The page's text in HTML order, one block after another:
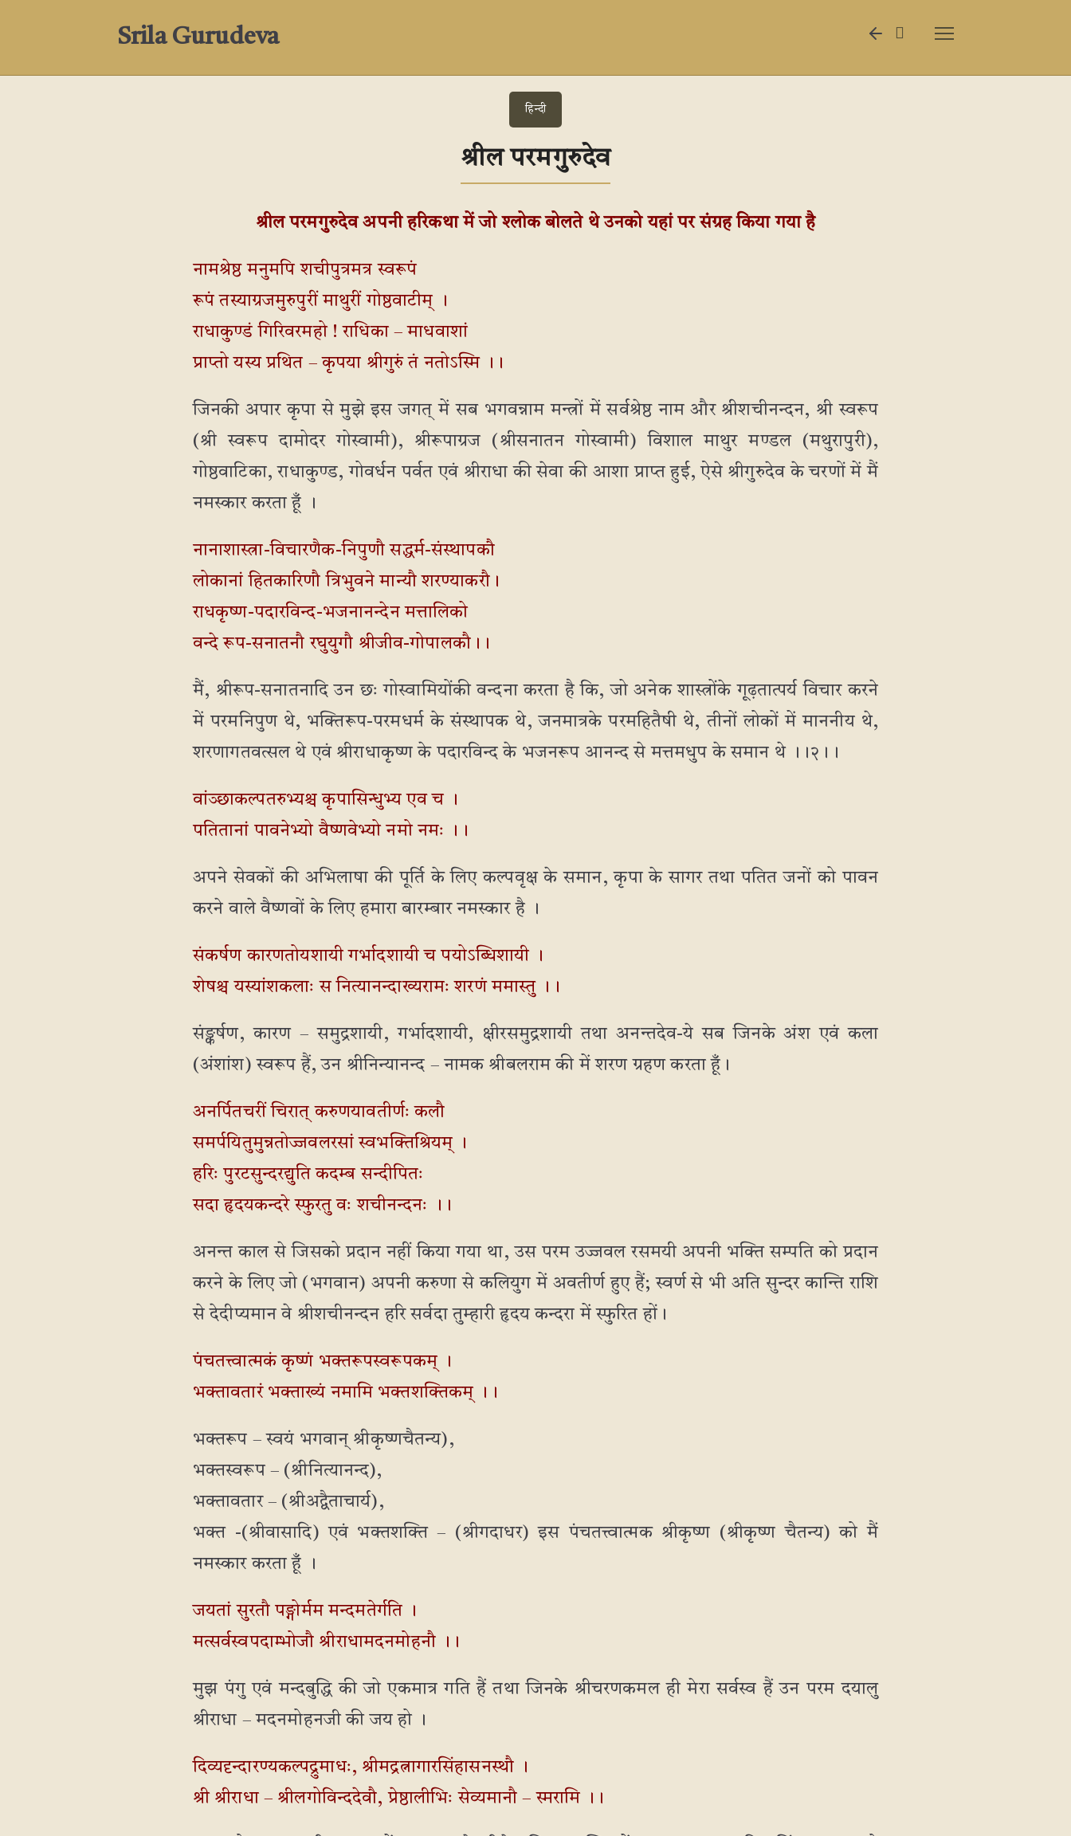
Srila Gurudeva
हिन्दी
श्रील परमगुरुदेव
श्रील परमगुरुदेव अपनी हरिकथा में जो श्लोक बोलते थे उनको यहां पर संग्रह किया गया है
नामश्रेष्ठ मनुमपि शचीपुत्रमत्र स्वरूपं
रूपं तस्याग्रजमुरुपुरीं माथुरीं गोष्ठवाटीम् ।
राधाकुण्डं गिरिवरमहो ! राधिका – माधवाशां
प्राप्तो यस्य प्रथित – कृपया श्रीगुरुं तं नतोऽस्मि ।।
जिनकी अपार कृपा से मुझे इस जगत् में सब भगवन्नाम मन्त्रों में सर्वश्रेष्ठ नाम और श्रीशचीनन्दन, श्री स्वरूप
(श्री स्वरूप दामोदर गोस्वामी), श्रीरूपाग्रज (श्रीसनातन गोस्वामी) विशाल माथुर मण्डल (मथुरापुरी),
गोष्ठवाटिका, राधाकुण्ड, गोवर्धन पर्वत एवं श्रीराधा की सेवा की आशा प्राप्त हुई, ऐसे श्रीगुरुदेव के चरणों में मैं
नमस्कार करता हूँ ।
नानाशास्त्रा-विचारणैक-निपुणौ सद्धर्म-संस्थापकौ
लोकानां हितकारिणौ त्रिभुवने मान्यौ शरण्याकरौ।
राधकृष्ण-पदारविन्द-भजनानन्देन मत्तालिको
वन्दे रूप-सनातनौ रघुयुगौ श्रीजीव-गोपालकौ।।
मैं, श्रीरूप-सनातनादि उन छः गोस्वामियोंकी वन्दना करता है कि, जो अनेक शास्त्रोंके गूढ़तात्पर्य विचार करने
में परमनिपुण थे, भक्तिरूप-परमधर्म के संस्थापक थे, जनमात्रके परमहितैषी थे, तीनों लोकों में माननीय थे,
शरणागतवत्सल थे एवं श्रीराधाकृष्ण के पदारविन्द के भजनरूप आनन्द से मत्तमधुप के समान थे ।।२।।
वांञ्छाकल्पतरुभ्यश्च कृपासिन्धुभ्य एव च ।
पतितानां पावनेभ्यो वैष्णवेभ्यो नमो नमः ।।
अपने सेवकों की अभिलाषा की पूर्ति के लिए कल्पवृक्ष के समान, कृपा के सागर तथा पतित जनों को पावन
करने वाले वैष्णवों के लिए हमारा बारम्बार नमस्कार है ।
संकर्षण कारणतोयशायी गर्भादशायी च पयोऽब्धिशायी ।
शेषश्च यस्यांशकलाः स नित्यानन्दाख्यरामः शरणं ममास्तु ।।
संङ्कर्षण, कारण – समुद्रशायी, गर्भादशायी, क्षीरसमुद्रशायी तथा अनन्तदेव-ये सब जिनके अंश एवं कला
(अंशांश) स्वरूप हैं, उन श्रीनिन्यानन्द – नामक श्रीबलराम की में शरण ग्रहण करता हूँ।
अनर्पितचरीं चिरात् करुणयावतीर्णः कलौ
समर्पयितुमुन्नतोज्जवलरसां स्वभक्तिश्रियम् ।
हरिः पुरटसुन्दरद्युति कदम्ब सन्दीपितः
सदा हृदयकन्दरे स्फुरतु वः शचीनन्दनः ।।
अनन्त काल से जिसको प्रदान नहीं किया गया था, उस परम उज्जवल रसमयी अपनी भक्ति सम्पति को प्रदान
करने के लिए जो (भगवान) अपनी करुणा से कलियुग में अवतीर्ण हुए हैं; स्वर्ण से भी अति सुन्दर कान्ति राशि
से देदीप्यमान वे श्रीशचीनन्दन हरि सर्वदा तुम्हारी हृदय कन्दरा में स्फुरित हों।
पंचतत्त्वात्मकं कृष्णं भक्तरूपस्वरूपकम् ।
भक्तावतारं भक्ताख्यं नमामि भक्तशक्तिकम् ।।
भक्तरूप – स्वयं भगवान् श्रीकृष्णचैतन्य),
भक्तस्वरूप – (श्रीनित्यानन्द),
भक्तावतार – (श्रीअद्वैताचार्य),
भक्त -(श्रीवासादि) एवं भक्तशक्ति – (श्रीगदाधर) इस पंचतत्त्वात्मक श्रीकृष्ण (श्रीकृष्ण चैतन्य) को मैं
नमस्कार करता हूँ ।
जयतां सुरतौ पङ्गोर्मम मन्दमतेर्गति ।
मत्सर्वस्वपदाम्भोजौ श्रीराधामदनमोहनौ ।।
मुझ पंगु एवं मन्दबुद्धि की जो एकमात्र गति हैं तथा जिनके श्रीचरणकमल ही मेरा सर्वस्व हैं उन परम दयालु
श्रीराधा – मदनमोहनजी की जय हो ।
दिव्यदृन्दारण्यकल्पद्रुमाधः, श्रीमद्रत्नागारसिंहासनस्थौ ।
श्री श्रीराधा – श्रीलगोविन्ददेवौ, प्रेष्ठालीभिः सेव्यमानौ – स्मरामि ।।